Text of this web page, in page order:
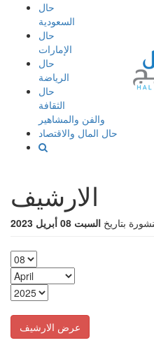
إذهب
المحتوى
حال
السعودية
حال
الإمارات
حال
الرياضة
حال
الثقافة
والفن والمشاهير
حال المال والاقتصاد
الارشيف
بتاريخ السبت 08 أبريل 2023